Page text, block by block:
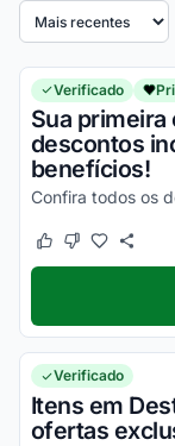
Ordenar por
Verificado
Sua
descontos
benefícios!
Este cupom
Este cupom
Verificado
Itens em
ofertas